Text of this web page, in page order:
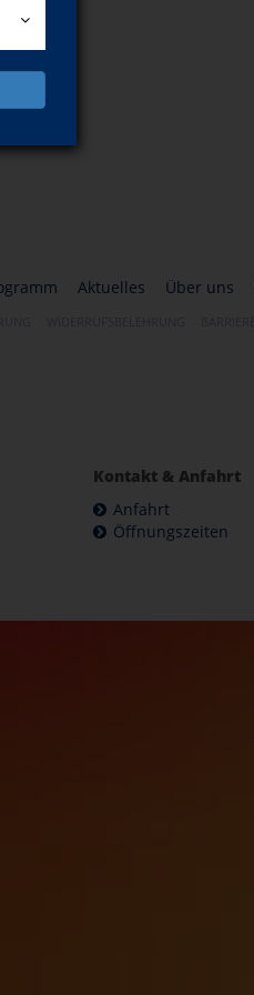
Aktuelles Über uns
Kontakt & Anfahrt
Anfahrt
Öffnungszeiten